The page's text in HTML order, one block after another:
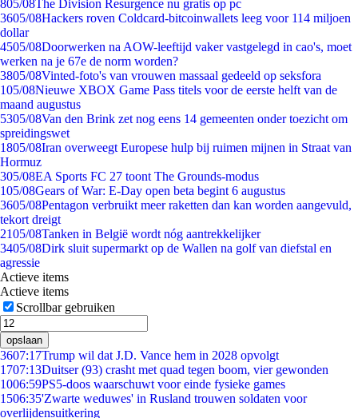
805/08The Division Resurgence nu gratis op pc
3605/08Hackers roven Coldcard-bitcoinwallets leeg voor 114 miljoen
dollar
4505/08Doorwerken na AOW-leeftijd vaker vastgelegd in cao's, moet
werken na je 67e de norm worden?
3805/08Vinted-foto's van vrouwen massaal gedeeld op seksfora
105/08Nieuwe XBOX Game Pass titels voor de eerste helft van de
maand augustus
5305/08Van den Brink zet nog eens 14 gemeenten onder toezicht om
spreidingswet
1805/08Iran overweegt Europese hulp bij ruimen mijnen in Straat van
Hormuz
305/08EA Sports FC 27 toont The Grounds-modus
105/08Gears of War: E-Day open beta begint 6 augustus
3605/08Pentagon verbruikt meer raketten dan kan worden aangevuld,
tekort dreigt
2105/08Tanken in België wordt nóg aantrekkelijker
3405/08Dirk sluit supermarkt op de Wallen na golf van diefstal en
agressie
Actieve items
Actieve items
Scrollbar gebruiken
opslaan
3607:17Trump wil dat J.D. Vance hem in 2028 opvolgt
1707:13Duitser (93) crasht met quad tegen boom, vier gewonden
1006:59PS5-doos waarschuwt voor einde fysieke games
1506:35'Zwarte weduwes' in Rusland trouwen soldaten voor
overlijdensuitkering